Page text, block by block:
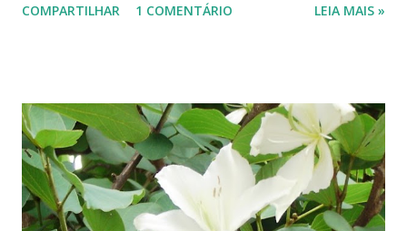
nuvens Além dos mares Asas douradas Que passam e que
União, Compreensão e Conscientização para com os
problemas que envolvem nosso meio ambiente. -----------
------ *Mosaico de imagens com o qual inauguramos a Via
Galeria do Multivias 2 , feita especialmente para você.
Mosaico feito em 2011. Fotos: Árvores do cerrado (Pata-
COMPARTILHAR 1 COMENTÁRIO LEIA MAIS »